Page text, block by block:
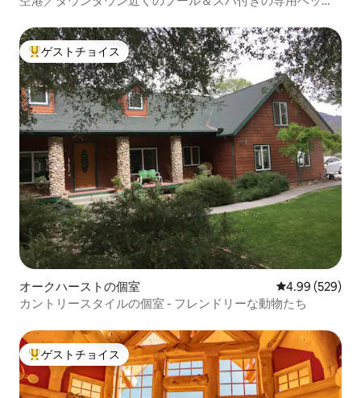
大好評のゲストチョイスです。
ゲストチョイス
オークハーストの個室 レビュー529
4.99 (529)
カントリースタイルの個室 - フレンドリーな動物たち
大好評のゲストチョイスです。
ゲストチョイス